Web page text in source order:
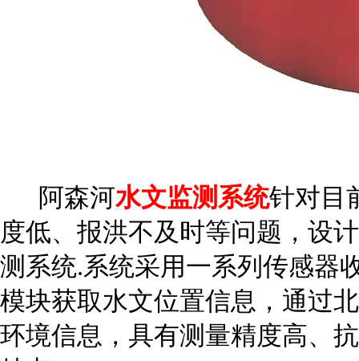
阿森河水文监测系统针对目
度低、报洪不及时等问题，设
测系统.系统采用一系列传感器
模块获取水文位置信息，通过
环境信息，具有测量精度高、